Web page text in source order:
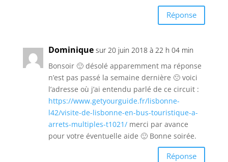
Réponse
Dominique sur 20 juin 2018 à 22 h 04 min
Bonsoir 🙂 désolé apparemment ma réponse
n’est pas passé la semaine dernière 🙁 voici
l’adresse où j’ai entendu parlé de ce circuit :
https://www.getyourguide.fr/lisbonne-
l42/visite-de-lisbonne-en-bus-touristique-a-
arrets-multiples-t1021/merci par avance
pour votre éventuelle aide 🙂 Bonne soirée.
Réponse